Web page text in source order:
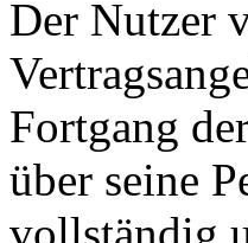
Der Nutzer
Fortgang
über seine
vollständig